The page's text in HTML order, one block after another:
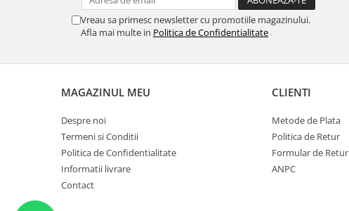
Vreau sa primesc newsletter cu promotiile magazinului.
Afla mai multe in Politica de Confidentialitate
MAGAZINUL MEU
Despre noi
Termeni si Conditii
Politica de Confidentialitate
Informatii livrare
Contact
CLIENTI
Metode de Plata
Politica de Retur
Formular de Retur
ANPC